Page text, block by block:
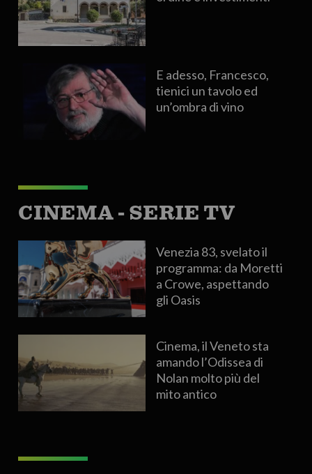
E adesso, Francesco,
tienici un tavolo ed
un’ombra di vino
CINEMA - SERIE TV
Venezia 83, svelato il
programma: da Moretti
a Crowe, aspettando
gli Oasis
Cinema, il Veneto sta
amando l’Odissea di
Nolan molto più del
mito antico